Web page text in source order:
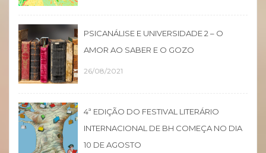
PSICANÁLISE E UNIVERSIDADE 2 – O
AMOR AO SABER E O GOZO
26/08/2021
4ª EDIÇÃO DO FESTIVAL LITERÁRIO
INTERNACIONAL DE BH COMEÇA NO DIA
10 DE AGOSTO